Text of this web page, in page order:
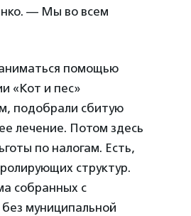
— Мы во всем
помощью
«Кот и пес»
подобрали сбитую
лечение. Потом здесь
по налогам. Есть,
структур.
собранных с
муниципальной